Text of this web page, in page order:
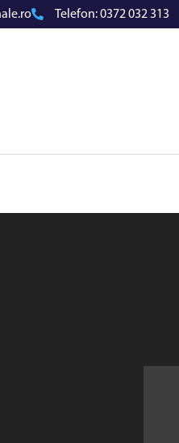
Telefon:0372 032 313